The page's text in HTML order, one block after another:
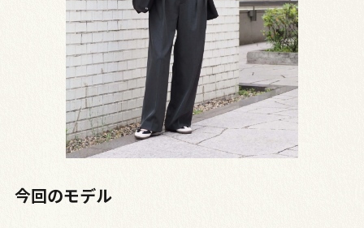
今回のモデル